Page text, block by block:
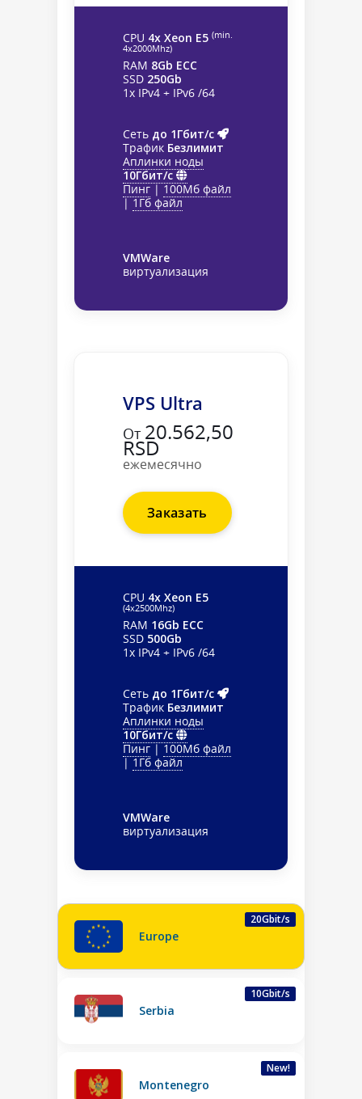
CPU 4x Xeon E5 (min.
4х2000Mhz)
RAM 8Gb ECC
SSD 250Gb
1x IPv4 + IPv6 /64
Сеть до 1Гбит/с
Трафик Безлимит
Аплинки ноды
10Гбит/с
Пинг|100Мб файл
|1Гб файл
VMWare
виртуализация
VPS Ultra
От 20.562,50
RSD
ежемесячно
Заказать
CPU 4x Xeon E5
(4х2500Mhz)
RAM 16Gb ECC
SSD 500Gb
1x IPv4 + IPv6 /64
Сеть до 1Гбит/с
Трафик Безлимит
Аплинки ноды
10Гбит/с
Пинг|100Мб файл
|1Гб файл
VMWare
виртуализация
20Gbit/s
Europe
10Gbit/s
Serbia
New!
Montenegro